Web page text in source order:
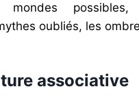
mondes
oubliés, les
associative